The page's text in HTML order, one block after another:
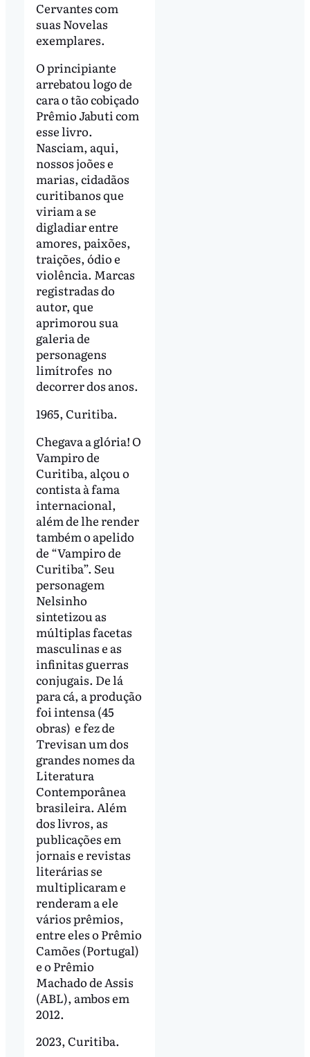
Cervantes com
suas Novelas
exemplares.
O principiante
arrebatou logo de
cara o tão cobiçado
Prêmio Jabuti com
esse livro.
Nasciam, aqui,
nossos joões e
marias, cidadãos
curitibanos que
viriam a se
digladiar entre
amores, paixões,
traições, ódio e
violência. Marcas
registradas do
autor, que
aprimorou sua
galeria de
personagens
limítrofes no
decorrer dos anos.
1965, Curitiba.
Chegava a glória! O
Vampiro de
Curitiba, alçou o
contista à fama
internacional,
além de lhe render
também o apelido
de “Vampiro de
Curitiba”. Seu
personagem
Nelsinho
sintetizou as
múltiplas facetas
masculinas e as
infinitas guerras
conjugais. De lá
para cá, a produção
foi intensa (45
obras) e fez de
Trevisan um dos
grandes nomes da
Literatura
Contemporânea
brasileira. Além
dos livros, as
publicações em
jornais e revistas
literárias se
multiplicaram e
renderam a ele
vários prêmios,
entre eles o Prêmio
Camões (Portugal)
e o Prêmio
Machado de Assis
(ABL), ambos em
2012.
2023, Curitiba.